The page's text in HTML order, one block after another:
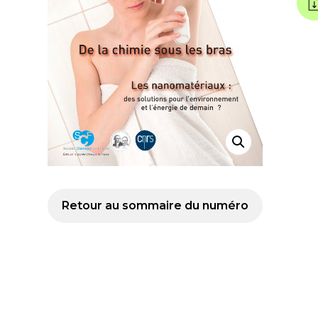
Retour au sommaire du numéro